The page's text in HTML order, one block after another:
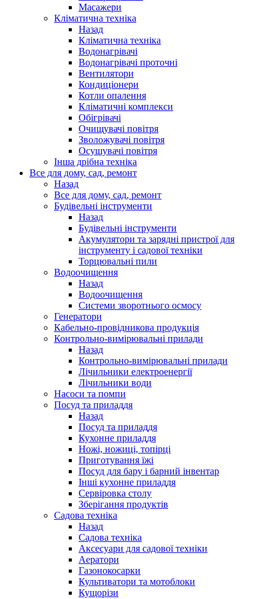
Масажери
Кліматична техніка
Назад
Кліматична техніка
Водонагрівачі
Водонагрівачі проточні
Вентилятори
Кондиціонери
Котли опалення
Кліматичні комплекси
Обігрівачі
Очищувачі повітря
Зволожувачі повітря
Осушувачі повітря
Інша дрібна техніка
Все для дому, сад, ремонт
Назад
Все для дому, сад, ремонт
Будівельні інструменти
Назад
Будівельні інструменти
Акумулятори та зарядні пристрої для
інструменту і садової техніки
Торцювальні пили
Водоочищення
Назад
Водоочищення
Системи зворотнього осмосу
Генератори
Кабельно-провідникова продукція
Контрольно-вимірювальні прилади
Назад
Контрольно-вимірювальні прилади
Лічильники електроенергії
Лічильники води
Насоси та помпи
Посуд та приладдя
Назад
Посуд та приладдя
Кухонне приладдя
Ножі, ножиці, топірці
Приготування їжі
Посуд для бару і барний інвентар
Інші кухонне приладдя
Сервіровка столу
Зберігання продуктів
Садова техніка
Назад
Садова техніка
Аксесуари для садової техніки
Аератори
Газонокосарки
Культиватори та мотоблоки
Кущорізи